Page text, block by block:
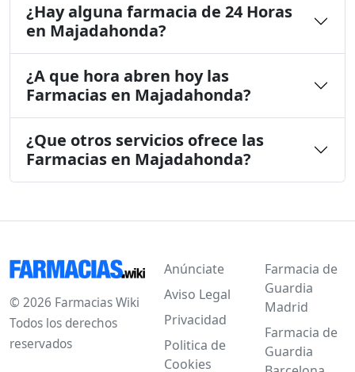
¿Hay alguna farmacia de 24 Horas
en Majadahonda?
¿A que hora abren hoy las
Farmacias en Majadahonda?
¿Que otros servicios ofrece las
Farmacias en Majadahonda?
© 2026 Farmacias Wiki
Todos los derechos
reservados
Anúnciate
Aviso Legal
Privacidad
Politica de
Cookies
Farmacia de
Guardia
Madrid
Farmacia de
Guardia